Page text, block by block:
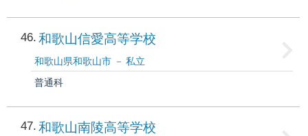
46 和歌山信愛高等学校
和歌山県和歌山市
私立
普通科
47 和歌山南陵高等学校